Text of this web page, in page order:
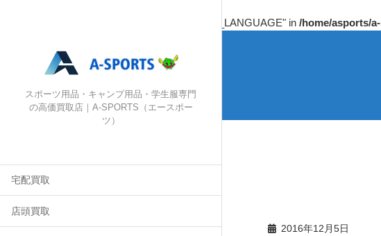
: Undefined array key "HTTP_ACCEPT_LANGUAGE" in /home/asports/
スポーツ用品・キャンプ用品・学生服専門
の高価買取店｜A-SPORTS（エースポー
ツ）
宅配買取
店頭買取
2016年12月5日